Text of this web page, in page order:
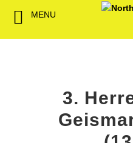
3.
MENU
Back
Spielbetrieb
Back
Sponsoren
Back
Back
FWD